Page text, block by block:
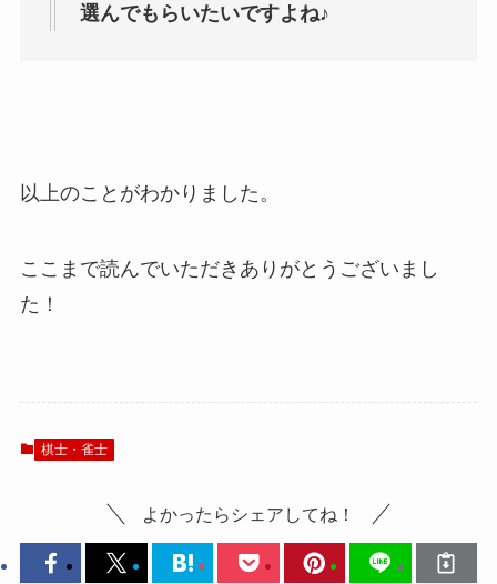
選んでもらいたいですよね♪
以上のことがわかりました。
ここまで読んでいただきありがとうございまし
た！
棋士・雀士
よかったらシェアしてね！